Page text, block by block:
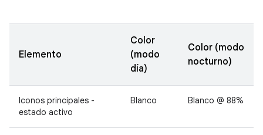
Elemento
Color
(modo
día)
Color (modo
nocturno)
Iconos principales -
estado activo
Blanco Blanco @ 88%